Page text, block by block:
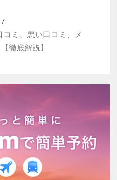
コミ、悪い口コミ、メ
徹底解説】